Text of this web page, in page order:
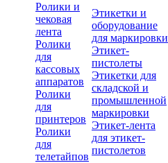
Ролики и
чековая
лента
Ролики
для
кассовых
аппаратов
Ролики
для
принтеров
Ролики
для
телетайпов
Этикетки и
оборудование
для маркировки
Этикет-
пистолеты
Этикетки для
складской и
промышленной
маркировки
Этикет-лента
для этикет-
пистолетов